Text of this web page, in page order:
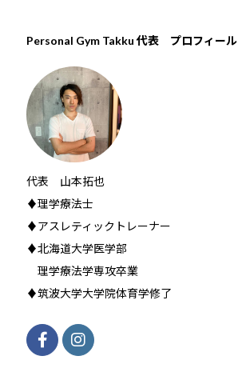
Personal Gym Takku 代表 プロフィール
代表 山本拓也
♦理学療法士
♦アスレティックトレーナー
♦北海道大学医学部
理学療法学専攻卒業
♦筑波大学大学院体育学修了